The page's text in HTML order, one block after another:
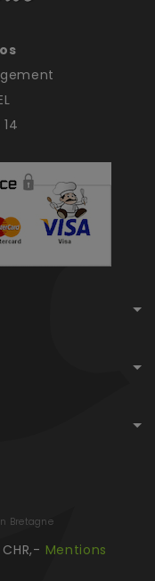
Bretagne
Mentions